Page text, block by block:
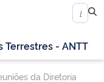
Terrestres - ANTT
da Diretoria